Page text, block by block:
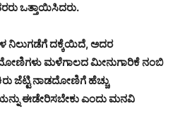
ಒತ್ತಾಯಿಸಿದರು.
ನಿಲುಗಡೆಗೆ ದಕ್ಕೆಯಿದೆ, ಅದರ
ಮಳೆಗಾಲದ ಮೀನುಗಾರಿಕೆ ನಂಬಿ
ಜೆಟ್ಟಿ ನಾಡದೋಣಿಗೆ ಹೆಚ್ಚು
ಈಡೇರಿಸಬೇಕು ಎಂದು ಮನವಿ